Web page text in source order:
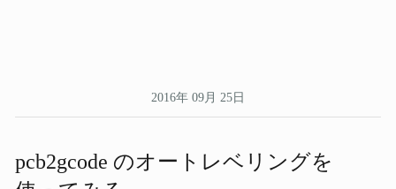
2016年 09月 25日
pcb2gcode の​オートレベリングを​